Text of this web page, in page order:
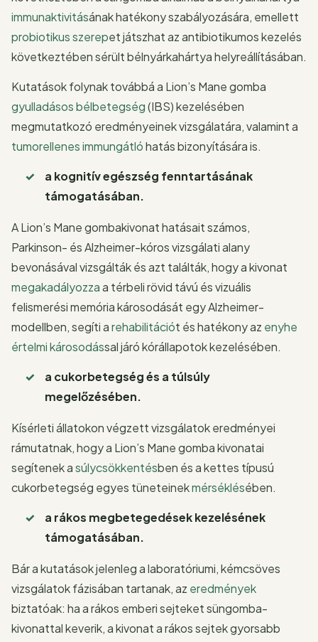
immunaktivitásának hatékony szabályozására, emellett
probiotikus szerepet játszhat az antibiotikumos kezelés
következtében sérült bélnyárkahártya helyreállításában.
Kutatások folynak továbbá a Lion’s Mane gomba
gyulladásos bélbetegség(IBS) kezelésében
megmutatkozó eredményeinek vizsgálatára, valamint a
tumorellenes immungátlóhatás bizonyítására is.
a kognitív egészség fenntartásának
támogatásában.
A Lion’s Mane gombakivonat hatásait számos,
Parkinson- és Alzheimer-kóros vizsgálati alany
bevonásával vizsgálták és azt találták, hogy a kivonat
megakadályozzaa térbeli rövid távú és vizuális
felismerési memória károsodását egy Alzheimer-
modellben, segíti arehabilitációt és hatékony az enyhe
értelmi károsodással járó kórállapotok kezelésében.
a cukorbetegség és a túlsúly
megelőzésében.
Kísérleti állatokon végzett vizsgálatok eredményei
rámutatnak, hogy a Lion’s Mane gomba kivonatai
segítenek asúlycsökkentésben és a kettes típusú
cukorbetegség egyes tüneteinekmérséklésében.
a rákos megbetegedések kezelésének
támogatásában.
Bár a kutatások jelenleg a laboratóriumi, kémcsöves
vizsgálatok fázisában tartanak, az eredmények
biztatóak: ha a rákos emberi sejteket süngomba-
kivonattal keverik, a kivonat a rákos sejtek gyorsabb